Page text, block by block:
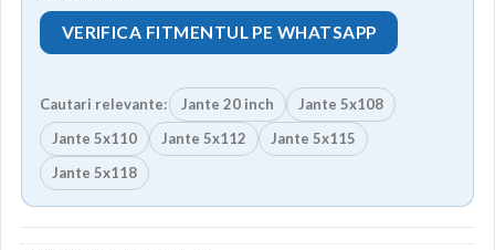
VERIFICA FITMENTUL PE WHATSAPP
Cautari relevante: Jante 20 inch
Jante 5x108
Jante 5x110
Jante 5x112
Jante 5x115
Jante 5x118